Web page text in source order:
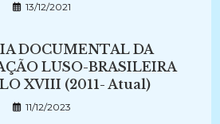
13/12/2021
DOCUMENTAL DA
LUSO-BRASILEIRA
XVIII (2011- Atual)
11/12/2023